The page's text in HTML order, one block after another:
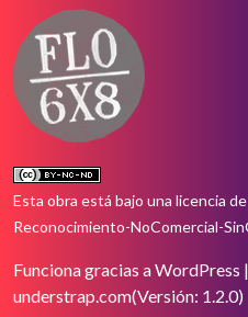
Esta obra está bajo una licencia
Reconocimiento-NoComercial-
Funciona gracias a WordPress |
understrap.com(Versión: 1.2.0)